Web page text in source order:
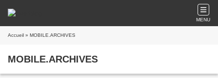
MENU
Accueil » MOBILE.ARCHIVES
MOBILE.ARCHIVES